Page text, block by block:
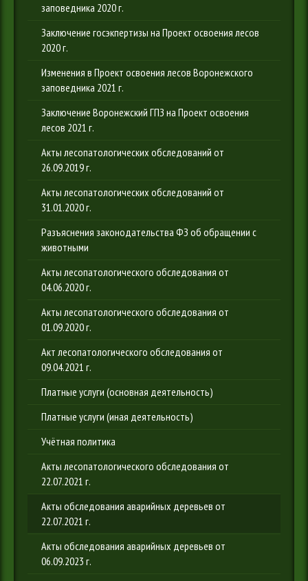
заповедника 2020 г.
Заключение госэкпертизы на Проект освоения лесов
2020 г.
Изменения в Проект освоения лесов Воронежского
заповедника 2021 г.
Заключение Воронежский ГПЗ на Проект освоения
лесов 2021 г.
Акты лесопатологических обследований от
26.09.2019 г.
Акты лесопатологических обследований от
31.01.2020 г.
Разъяснения законодательства ФЗ об обращении с
животными
Акты лесопатологического обследования от
04.06.2020 г.
Акты лесопатологического обследования от
01.09.2020 г.
Акт лесопатологического обследования от
09.04.2021 г.
Платные услуги (основная деятельность)
Платные услуги (иная деятельность)
Учётная политика
Акты лесопатологического обследования от
22.07.2021 г.
Акты обследования аварийных деревьев от
22.07.2021 г.
Акты обследования аварийных деревьев от
06.09.2023 г.